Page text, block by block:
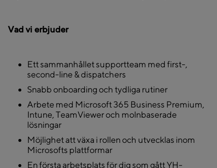
Vad vi erbjuder
Ett sammanhållet supportteam med first-,
second-line & dispatchers
Snabb onboarding och tydliga rutiner
Arbete med Microsoft 365 Business Premium,
Intune, TeamViewer och molnbaserade
lösningar
Möjlighet att växa i rollen och utvecklas inom
Microsofts plattformar
En första arbetsplats för dig som gått YH-